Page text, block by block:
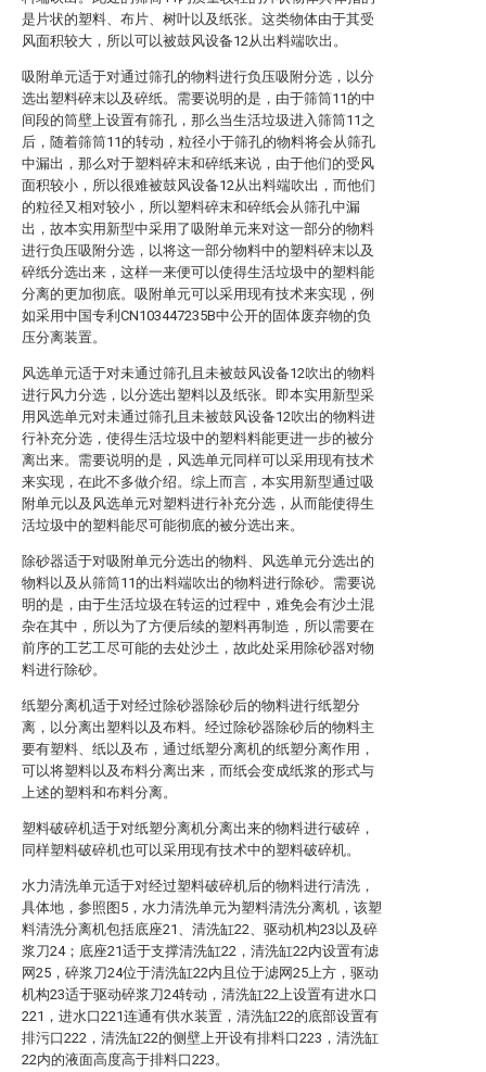
是片状的塑料、布片、树叶以及纸张。这类物体由于其受
风面积较大，所以可以被鼓风设备12从出料端吹出。
吸附单元适于对通过筛孔的物料进行负压吸附分选，以分
选出塑料碎末以及碎纸。需要说明的是，由于筛筒11的中
间段的筒壁上设置有筛孔，那么当生活垃圾进入筛筒11之
后，随着筛筒11的转动，粒径小于筛孔的物料将会从筛孔
中漏出，那么对于塑料碎末和碎纸来说，由于他们的受风
面积较小，所以很难被鼓风设备12从出料端吹出，而他们
的粒径又相对较小，所以塑料碎末和碎纸会从筛孔中漏
出，故本实用新型中采用了吸附单元来对这一部分的物料
进行负压吸附分选，以将这一部分物料中的塑料碎末以及
碎纸分选出来，这样一来便可以使得生活垃圾中的塑料能
分离的更加彻底。吸附单元可以采用现有技术来实现，例
如采用中国专利CN103447235B中公开的固体废弃物的负
压分离装置。
风选单元适于对未通过筛孔且未被鼓风设备12吹出的物料
进行风力分选，以分选出塑料以及纸张。即本实用新型采
用风选单元对未通过筛孔且未被鼓风设备12吹出的物料进
行补充分选，使得生活垃圾中的塑料料能更进一步的被分
离出来。需要说明的是，风选单元同样可以采用现有技术
来实现，在此不多做介绍。综上而言，本实用新型通过吸
附单元以及风选单元对塑料进行补充分选，从而能使得生
活垃圾中的塑料能尽可能彻底的被分选出来。
除砂器适于对吸附单元分选出的物料、风选单元分选出的
物料以及从筛筒11的出料端吹出的物料进行除砂。需要说
明的是，由于生活垃圾在转运的过程中，难免会有沙土混
杂在其中，所以为了方便后续的塑料再制造，所以需要在
前序的工艺工尽可能的去处沙土，故此处采用除砂器对物
料进行除砂。
纸塑分离机适于对经过除砂器除砂后的物料进行纸塑分
离，以分离出塑料以及布料。经过除砂器除砂后的物料主
要有塑料、纸以及布，通过纸塑分离机的纸塑分离作用，
可以将塑料以及布料分离出来，而纸会变成纸浆的形式与
上述的塑料和布料分离。
塑料破碎机适于对纸塑分离机分离出来的物料进行破碎，
同样塑料破碎机也可以采用现有技术中的塑料破碎机。
水力清洗单元适于对经过塑料破碎机后的物料进行清洗，
具体地，参照图5，水力清洗单元为塑料清洗分离机，该塑
料清洗分离机包括底座21、清洗缸22、驱动机构23以及碎
浆刀24；底座21适于支撑清洗缸22，清洗缸22内设置有滤
网25，碎浆刀24位于清洗缸22内且位于滤网25上方，驱动
机构23适于驱动碎浆刀24转动，清洗缸22上设置有进水口
221，进水口221连通有供水装置，清洗缸22的底部设置有
排污口222，清洗缸22的侧壁上开设有排料口223，清洗缸
22内的液面高度高于排料口223。